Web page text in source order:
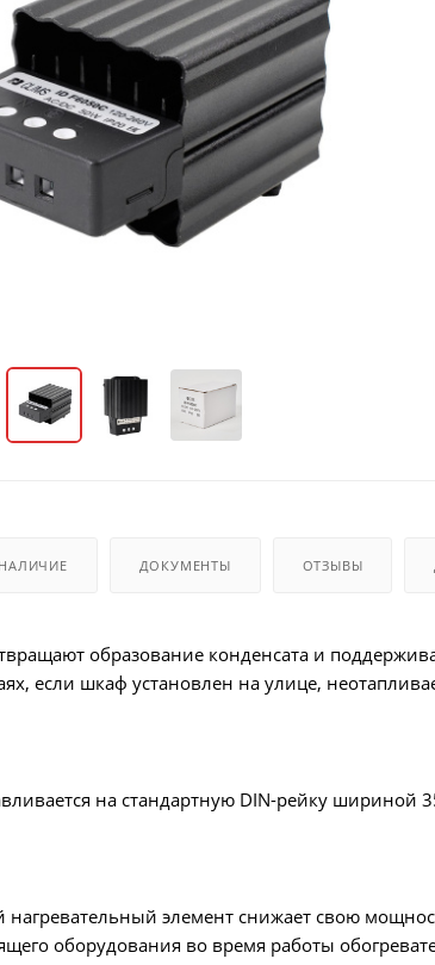
НАЛИЧИЕ ДОКУМЕНТЫ ОТЗЫВЫ
образование конденсата и
если шкаф установлен на улице,
на стандартную DIN-рейку шириной
элемент снижает свою
оборудования во время работы